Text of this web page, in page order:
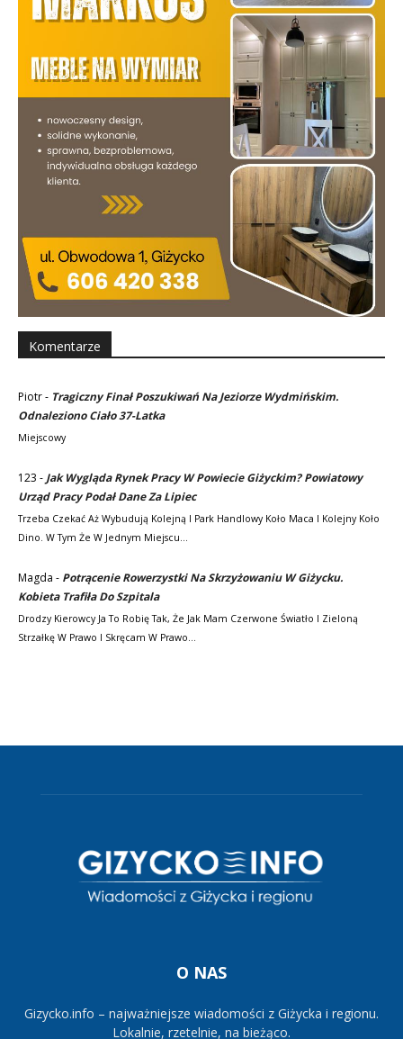
Komentarze
Piotr- Tragiczny Finał Poszukiwań Na Jeziorze Wydmińskim.
Odnaleziono Ciało 37-Latka
Miejscowy
123 - Jak Wygląda Rynek Pracy W Powiecie Giżyckim? Powiatowy
Urząd Pracy Podał Dane Za Lipiec
Trzeba Czekać Aż Wybudują Kolejną I Park Handlowy Koło Maca I Kolejny Koło
Dino. W Tym Że W Jednym Miejscu…
Magda - Potrącenie Rowerzystki Na Skrzyżowaniu W Giżycku.
Kobieta Trafiła Do Szpitala
Drodzy Kierowcy Ja To Robię Tak, Że Jak Mam Czerwone Światło I Zieloną
Strzałkę W Prawo I Skręcam W Prawo…
O NAS
Gizycko.info – najważniejsze wiadomości z Giżycka i regionu.
Lokalnie, rzetelnie, na bieżąco.